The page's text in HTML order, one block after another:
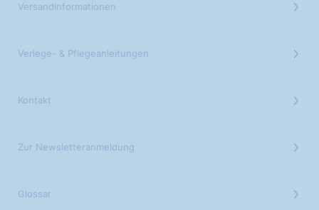
Versandinformationen
Verlege- & Pflegeanleitungen
Kontakt
Zur Newsletteranmeldung
Glossar